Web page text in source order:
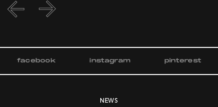
facebook instagram pinterest
NEWS